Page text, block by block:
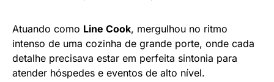
Atuando como Line Cook, mergulhou no ritmo
intenso de uma cozinha de grande porte, onde cada
detalhe precisava estar em perfeita sintonia para
atender hóspedes e eventos de alto nível.